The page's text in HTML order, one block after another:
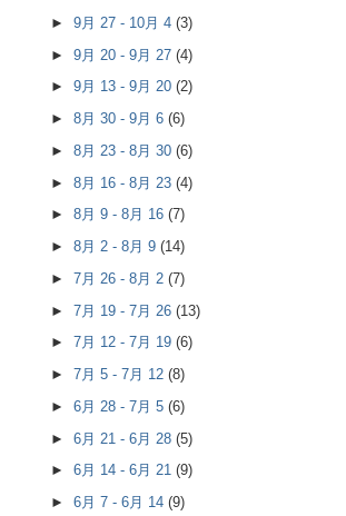
► 9月 27 - 10月 4 (3)
► 9月 20 - 9月 27 (4)
► 9月 13 - 9月 20 (2)
► 8月 30 - 9月 6 (6)
► 8月 23 - 8月 30 (6)
► 8月 16 - 8月 23 (4)
► 8月 9 - 8月 16 (7)
► 8月 2 - 8月 9 (14)
► 7月 26 - 8月 2 (7)
► 7月 19 - 7月 26 (13)
► 7月 12 - 7月 19 (6)
► 7月 5 - 7月 12 (8)
► 6月 28 - 7月 5 (6)
► 6月 21 - 6月 28 (5)
► 6月 14 - 6月 21 (9)
► 6月 7 - 6月 14 (9)